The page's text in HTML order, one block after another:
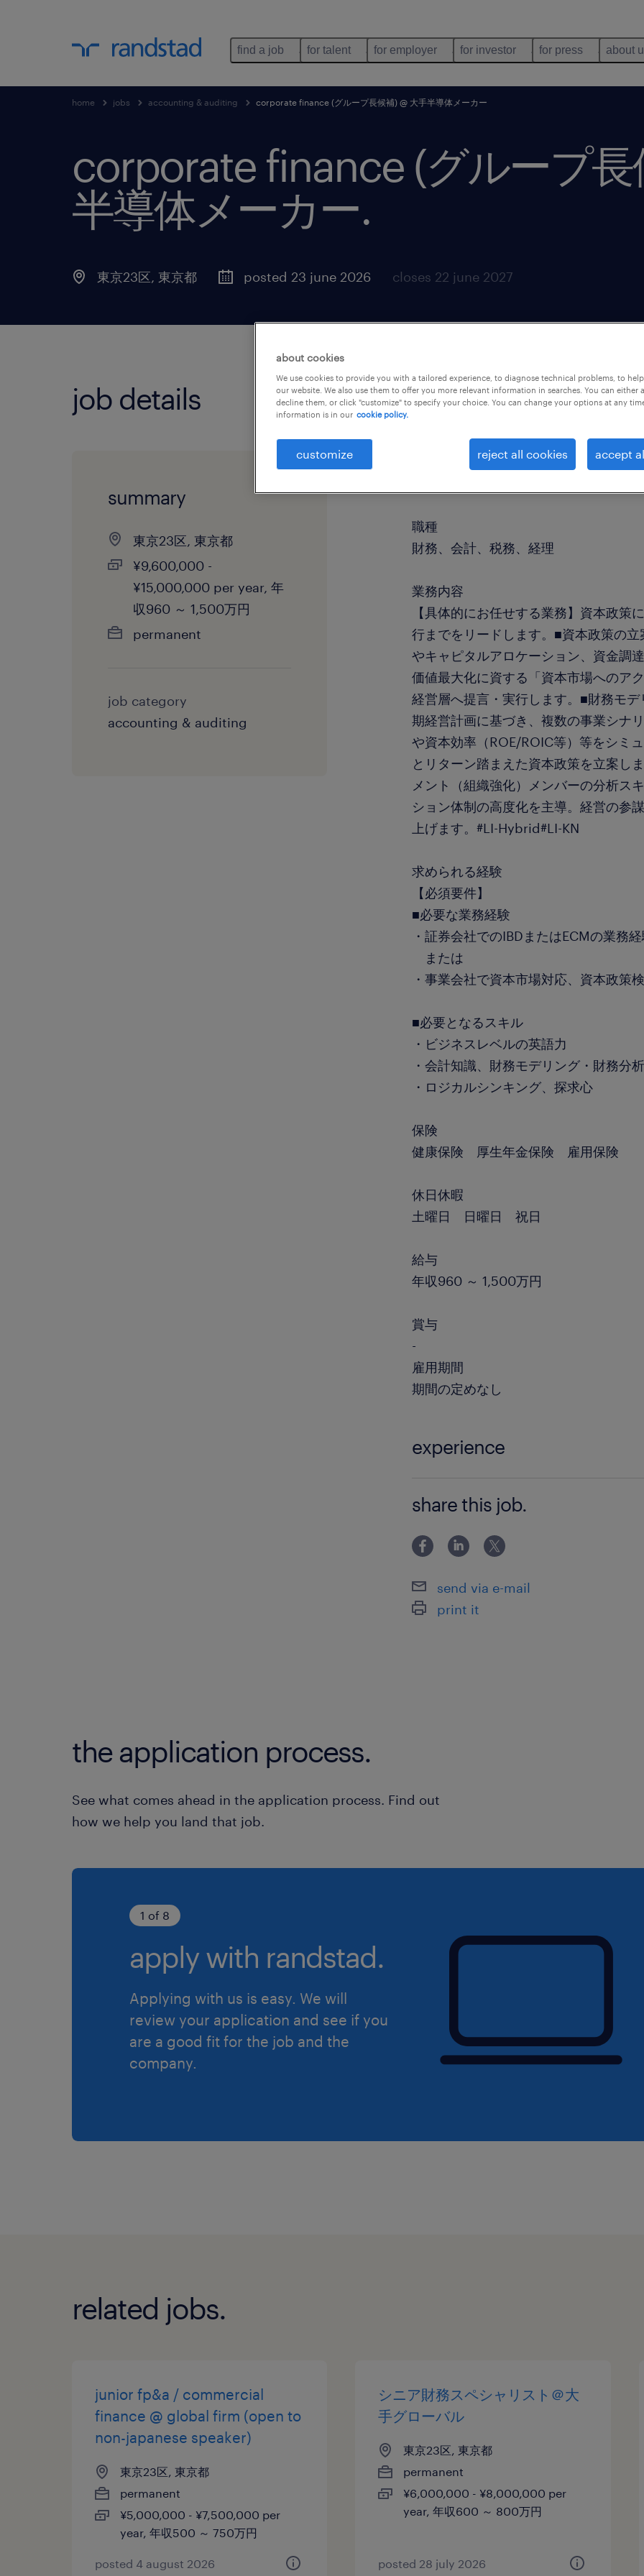
find a job for talent for employer for investor for press about
home jobs accounting & auditing corporate finance (グループ長候補) @ 大手半導体メーカー
corporate finance (グループ長
半導体メーカー.
東京23区, 東京都 posted 23 june 2026 closes 22 june 2027
job details
summary
東京23区, 東京都
¥9,600,000 -
¥15,000,000 per year, 年
収960 ～ 1,500万円
permanent
job category
accounting & auditing
職種
財務、会計、税務、経理
業務内容
【具体的にお任せする業務】資本政策
行までをリードします。■資本政策の
やキャピタルアロケーション、資金調
価値最大化に資する「資本市場へのア
経営層へ提言・実行します。■財務モ
期経営計画に基づき、複数の事業シナ
や資本効率（ROE/ROIC等）等をシミ
とリターン踏まえた資本政策を立案し
メント（組織強化）メンバーの分析ス
ション体制の高度化を主導。経営の参
上げます。#LI-Hybrid#LI-KN
求められる経験
【必須要件】
■必要な業務経験
・証券会社でのIBDまたはECMの業務経
または
・事業会社で資本市場対応、資本政策
■必要となるスキル
・ビジネスレベルの英語力
・会計知識、財務モデリング・財務分
・ロジカルシンキング、探求心
保険
健康保険 厚生年金保険 雇用保険
休日休暇
土曜日 日曜日 祝日
給与
年収960 ～ 1,500万円
賞与
-
雇用期間
期間の定めなし
experience
ECMの業務経験（5年以上） または
場対応、資本政策検討のご経験 ■必要
ネスレベルの英語力 ・会計
share this job.
send via e-mail
print it
the application process.
See what comes ahead in the application process. Find out
how we help you land that job.
1 of 8
apply with randstad.
Applying with us is easy. We will
review your application and see if you
are a good fit for the job and the
company.
related jobs.
junior fp&a / commercial
finance @ global firm (open to
non-japanese speaker)
東京23区, 東京都
permanent
¥5,000,000 - ¥7,500,000 per
year, 年収500 ～ 750万円
posted 4 august 2026
シニア財務スペシャリスト＠大
手グローバル
東京23区, 東京都
permanent
¥6,000,000 - ¥8,000,000 per
year, 年収600 ～ 800万円
posted 28 july 2026
about cookies
We use cookies to provide you with a tailored experience, to diagnose technical problems, to
our website. We also use them to offer you more relevant information in searches. You can either
decline them, or click "customize" to specify your choice. You can change your options at any
information is in our cookie policy.
customize reject all cookies accept